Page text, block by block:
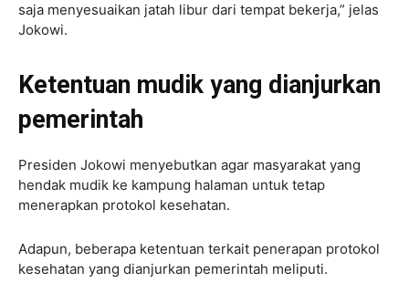
saja menyesuaikan jatah libur dari tempat bekerja,” jelas
Jokowi.
Ketentuan mudik yang dianjurkan
pemerintah
Presiden Jokowi menyebutkan agar masyarakat yang
hendak mudik ke kampung halaman untuk tetap
menerapkan protokol kesehatan.
Adapun, beberapa ketentuan terkait penerapan protokol
kesehatan yang dianjurkan pemerintah meliputi.